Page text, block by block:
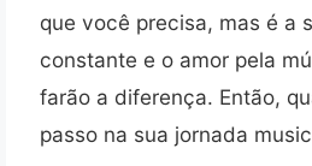
que você precisa, mas é a
constante e o amor pela
farão a diferença. Então,
passo na sua jornada